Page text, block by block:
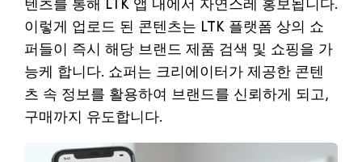
텐츠를 통해 LTK 앱 내에서 자연스레 홍보됩니다.
이렇게 업로드 된 콘텐츠는 LTK 플랫폼 상의 쇼
퍼들이 즉시 해당 브랜드 제품 검색 및 쇼핑을 가
능케 합니다. 쇼퍼는 크리에이터가 제공한 콘텐
츠 속 정보를 활용하여 브랜드를 신뢰하게 되고,
구매까지 유도합니다.